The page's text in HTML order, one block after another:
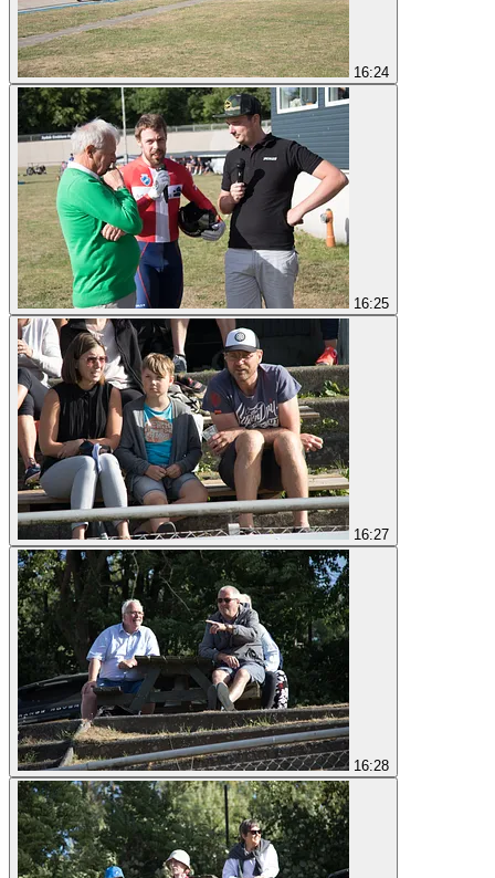
16:24
16:25
16:27
16:28